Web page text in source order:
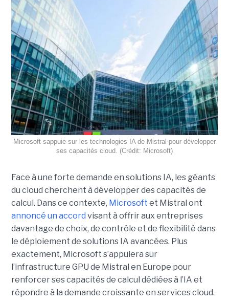
Microsoft sappuie sur les technologies IA de Mistral pour développer
ses capacités cloud. (Crédit: Microsoft)
Face à une forte demande en solutions IA, les géants
du cloud cherchent à développer des capacités de
calcul. Dans ce contexte, Microsoft et Mistral ont
annoncé un accord visant à offrir aux entreprises
davantage de choix, de contrôle et de flexibilité dans
le déploiement de solutions IA avancées. Plus
exactement, Microsoft s’appuiera sur
l’infrastructure GPU de Mistral en Europe pour
renforcer ses capacités de calcul dédiées à l’IA et
répondre à la demande croissante en services cloud.